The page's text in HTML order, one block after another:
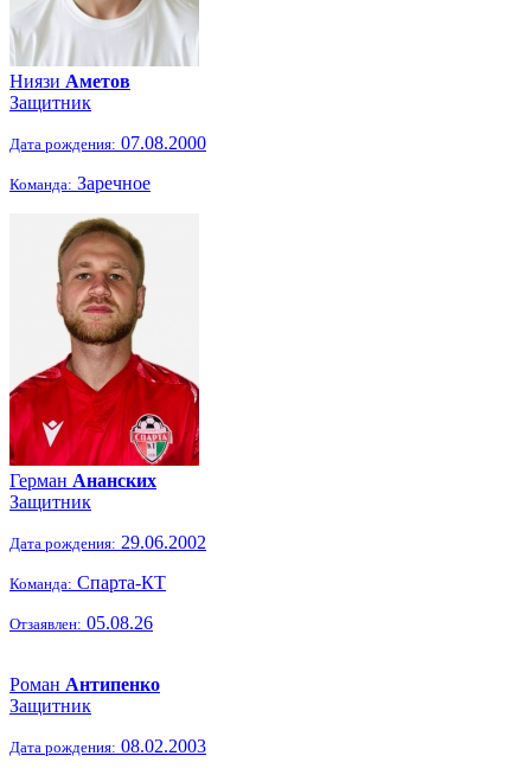
Ниязи Аметов
Защитник
Дата рождения: 07.08.2000
Команда: Заречное
Герман Ананских
Защитник
Дата рождения: 29.06.2002
Команда: Спарта-КТ
Отзаявлен: 05.08.26
Роман Антипенко
Защитник
Дата рождения: 08.02.2003